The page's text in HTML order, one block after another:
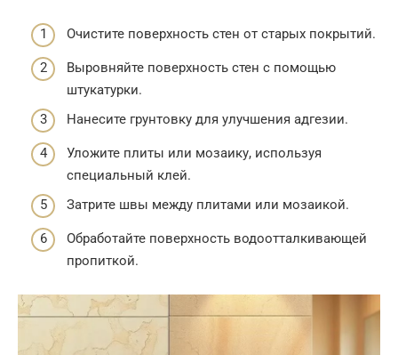
Очистите поверхность стен от старых покрытий.
Выровняйте поверхность стен с помощью
штукатурки.
Нанесите грунтовку для улучшения адгезии.
Уложите плиты или мозаику, используя
специальный клей.
Затрите швы между плитами или мозаикой.
Обработайте поверхность водоотталкивающей
пропиткой.